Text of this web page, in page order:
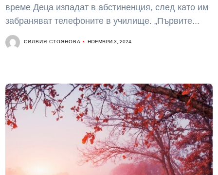
време Деца изпадат в абстиненция, след като им
забраняват телефоните в училище. „Първите...
СИЛВИЯ СТОЯНОВА НОЕМВРИ 3, 2024